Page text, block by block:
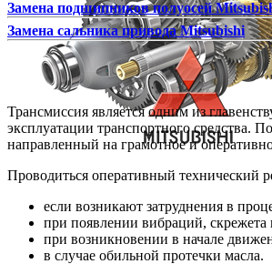
Замена подшипников полуосей
Замена сальника привода Mitsubishi
Трансмиссия является одним из
эксплуатации транспортного средства.
направленный на грамотное и
Проводиться оперативный технический
если возникают затруднения в
при появлении вибраций,
при возникновении в начале
в случае обильной протечки масла.